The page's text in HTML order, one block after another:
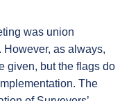
was union
as always,
given, but the flags do
The